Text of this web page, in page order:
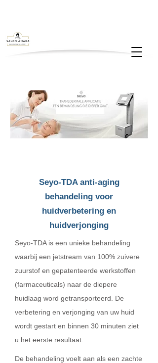
​Seyo-TDA anti-aging
behandeling voor
huidverbetering en
huidverjonging
Seyo-TDA is een unieke behandeling
waarbij een jetstream van 100% zuivere
zuurstof en gepatenteerde werkstoffen
(farmaceuticals) naar de diepere
huidlaag word getransporteerd. De
verbetering en verjonging van uw huid
wordt gestart en binnen 30 minuten ziet
u het eerste resultaat.
De behandeling voelt aan als een zachte